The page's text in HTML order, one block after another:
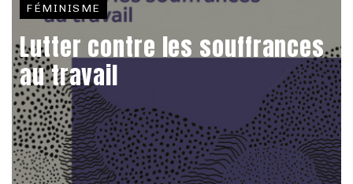
FÉMINISME
Lutter contre les souffrances
au travail